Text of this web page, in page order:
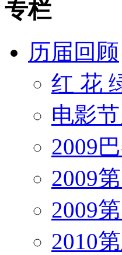
专栏
历届回顾
红 花
电影
2009
2009
2009
2010